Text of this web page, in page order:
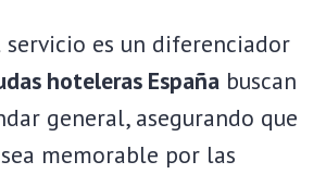
es un diferenciador
hoteleras España buscan
general, asegurando que
memorable por las